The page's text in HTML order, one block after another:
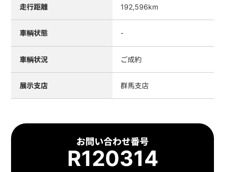
走行距離 192,596km
車輌状態 -
車輌状況 ご成約
展示支店 群馬支店
お問い合わせ番号
R120314